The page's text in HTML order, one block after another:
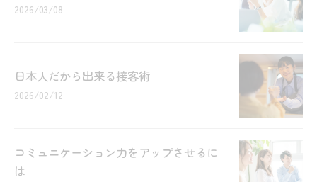
2026/03/08
日本人だから出来る接客術
2026/02/12
コミュニケーション力をアップさせるに
は